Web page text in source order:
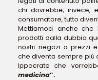
chi dovrebbe, invece,
consumatore, tutto
Mettiamoci anche che
prodotti dalla dubbia
nostri negozi a prezzi
che diventa sempre più
Ippocrate che
medicina”.